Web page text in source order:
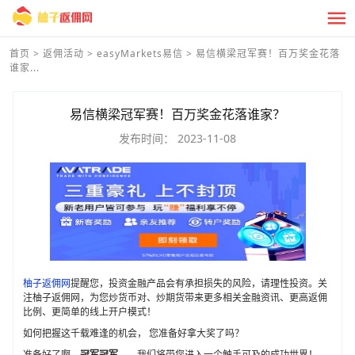
首页 > 返佣活动 > easyMarkets易信 > 易信横梁冠军赛！百万奖金花落
谁家...
易信横梁冠军赛！百万奖金花落谁家？
发布时间： 2023-11-08
柚子返佣网提醒您，投资金融产品会有承担损失的风险，请理性投资。关
注柚子返佣网，为您炒货币对、炒期货带来更多相关金融资讯、更高返佣
比例、更简单的线上开户模式！
如何把握这千载难逢的机会， 您准备好拿大奖了吗？